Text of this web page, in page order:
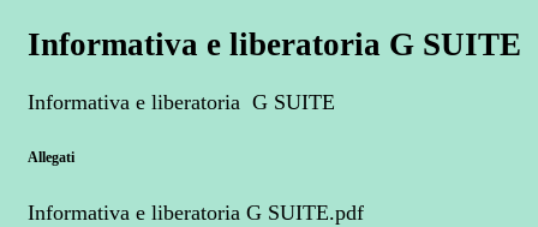
Informativa e liberatoria G SUITE
Informativa e liberatoria G SUITE
Allegati
Informativa e liberatoria G SUITE.pdf